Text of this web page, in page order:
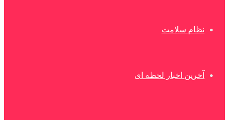
نظام سلامت
آخرین اخبار لحظه ای